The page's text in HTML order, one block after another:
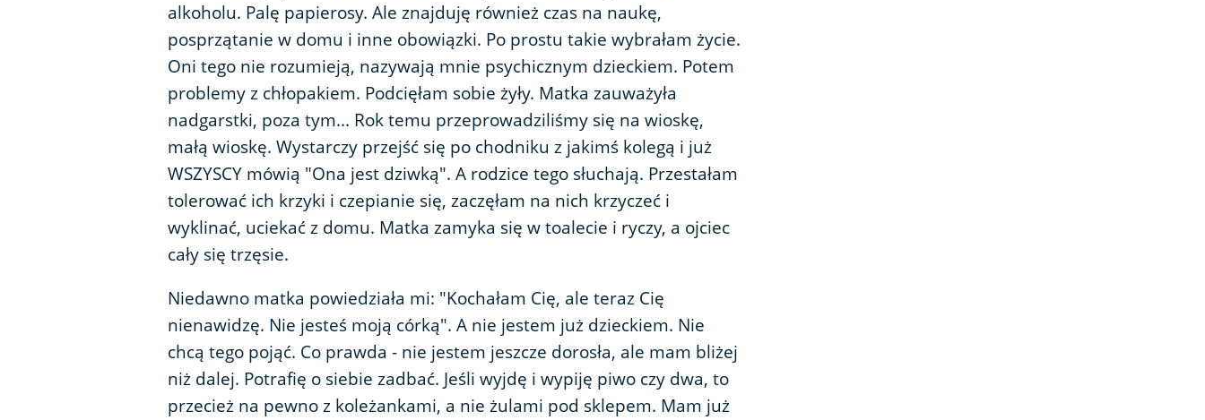
alkoholu. Palę papierosy. Ale znajduję również czas na naukę,
posprzątanie w domu i inne obowiązki. Po prostu takie wybrałam życie.
Oni tego nie rozumieją, nazywają mnie psychicznym dzieckiem. Potem
problemy z chłopakiem. Podcięłam sobie żyły. Matka zauważyła
nadgarstki, poza tym... Rok temu przeprowadziliśmy się na wioskę,
małą wioskę. Wystarczy przejść się po chodniku z jakimś kolegą i już
WSZYSCY mówią "Ona jest dziwką". A rodzice tego słuchają. Przestałam
tolerować ich krzyki i czepianie się, zaczęłam na nich krzyczeć i
wyklinać, uciekać z domu. Matka zamyka się w toalecie i ryczy, a ojciec
cały się trzęsie.
Niedawno matka powiedziała mi: "Kochałam Cię, ale teraz Cię
nienawidzę. Nie jesteś moją córką". A nie jestem już dzieckiem. Nie
chcą tego pojąć. Co prawda - nie jestem jeszcze dorosła, ale mam bliżej
niż dalej. Potrafię o siebie zadbać. Jeśli wyjdę i wypiję piwo czy dwa, to
przecież na pewno z koleżankami, a nie żulami pod sklepem. Mam już